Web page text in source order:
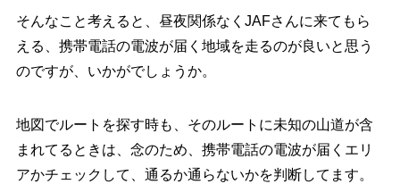
そんなこと考えると、昼夜関係なくJAFさんに来てもら
える、携帯電話の電波が届く地域を走るのが良いと思う
のですが、いかがでしょうか。
地図でルートを探す時も、そのルートに未知の山道が含
まれてるときは、念のため、携帯電話の電波が届くエリ
アかチェックして、通るか通らないかを判断してます。